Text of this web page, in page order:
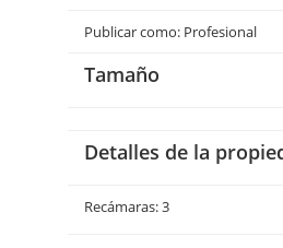
Publicar como: Profesional
Tamaño
Detalles de la
Recámaras: 3